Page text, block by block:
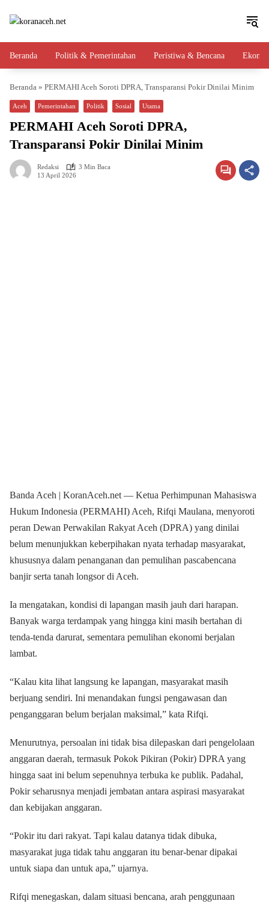
Beranda Politik & Pemerintahan Peristiwa & Bencana
Beranda » PERMAHI Aceh Soroti DPRA, Transparansi Pokir Dinilai Minim
Aceh Pemerintahan Politik Sosial Utama
PERMAHI Aceh Soroti DPRA,
Transparansi Pokir Dinilai Minim
Redaksi
3 Min Baca
13 April 2026
Banda Aceh | KoranAceh.net — Ketua Perhimpunan Mahasiswa
Hukum Indonesia (PERMAHI) Aceh, Rifqi Maulana, menyoroti
peran Dewan Perwakilan Rakyat Aceh (DPRA) yang dinilai
belum menunjukkan keberpihakan nyata terhadap masyarakat,
khususnya dalam penanganan dan pemulihan pascabencana
banjir serta tanah longsor di Aceh.
Ia mengatakan, kondisi di lapangan masih jauh dari harapan.
Banyak warga terdampak yang hingga kini masih bertahan di
tenda-tenda darurat, sementara pemulihan ekonomi berjalan
lambat.
“Kalau kita lihat langsung ke lapangan, masyarakat masih
berjuang sendiri. Ini menandakan fungsi pengawasan dan
penganggaran belum berjalan maksimal,” kata Rifqi.
Menurutnya, persoalan ini tidak bisa dilepaskan dari pengelolaan
anggaran daerah, termasuk Pokok Pikiran (Pokir) DPRA yang
hingga saat ini belum sepenuhnya terbuka ke publik. Padahal,
Pokir seharusnya menjadi jembatan antara aspirasi masyarakat
dan kebijakan anggaran.
“Pokir itu dari rakyat. Tapi kalau datanya tidak dibuka,
masyarakat juga tidak tahu anggaran itu benar-benar dipakai
untuk siapa dan untuk apa,” ujarnya.
Rifqi menegaskan, dalam situasi bencana, arah penggunaan